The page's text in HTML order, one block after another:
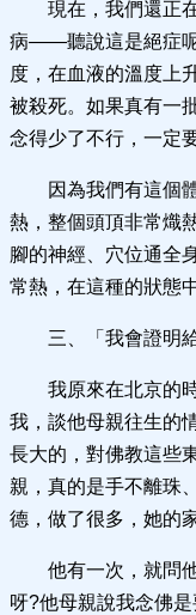
現在，我們還正
病——聽說這是絕症
度，在血液的溫度上
被殺死。如果真有一
念得少了不行，一定
因為我們有這個
熱，整個頭頂非常熾
腳的神經、穴位通全
常熱，在這種的狀態
三、「我會證明
我原來在北京的
我，談他母親往生的
長大的，對佛教這些
親，真的是手不離珠
德，做了很多，她的
他有一次，就問
呀?他母親說我念佛